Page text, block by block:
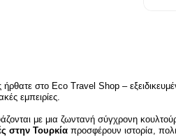
στο Eco Travel Shop –
εμπειρίες.
με μια ζωντανή σύγχρονη
στην Τουρκία προσφέρουν ιστορία,